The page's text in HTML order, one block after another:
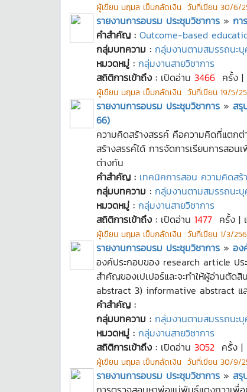
ผู้เขียน นฤมล เข็มกลัดเงิน วันที่เขียน 30/6/
รายงานการอบรม ประชุมวิชาการ » กา
คำสำคัญ : Outcome-based
กลุ่มบทความ : กลุ่มงานตามสมรรถนะ
หมวดหมู่ : กลุ่มงานสายวิชาการ
สถิติการเข้าถึง : เปิดอ่าน 3466 ครั้ง |
ผู้เขียน นฤมล เข็มกลัดเงิน วันที่เขียน 19/5/
รายงานการอบรม ประชุมวิชาการ » สรุ
66)
ความคิดสร้างสรรค์ คือความคิดที่แตกต่
สร้างสรรค์ได้ การจัดการเรียนการสอ
ต่างกัน
คำสำคัญ : เทคนิคการสอน ความคิดสร้
กลุ่มบทความ : กลุ่มงานตามสมรรถนะ
หมวดหมู่ : กลุ่มงานสายวิชาการ
สถิติการเข้าถึง : เปิดอ่าน 1477 ครั้ง |
ผู้เขียน นฤมล เข็มกลัดเงิน วันที่เขียน 1/3/
รายงานการอบรม ประชุมวิชาการ » อง
องค์ประกอบของ research article ป
สำคัญของเปเปอร์และจะทำให้ผู้อ่านตัด
abstract 3) informative abstract แ
คำสำคัญ :
กลุ่มบทความ : กลุ่มงานตามสมรรถนะ
หมวดหมู่ : กลุ่มงานสายวิชาการ
สถิติการเข้าถึง : เปิดอ่าน 3052 ครั้ง |
ผู้เขียน นฤมล เข็มกลัดเงิน วันที่เขียน 30/9/
รายงานการอบรม ประชุมวิชาการ » สรุ